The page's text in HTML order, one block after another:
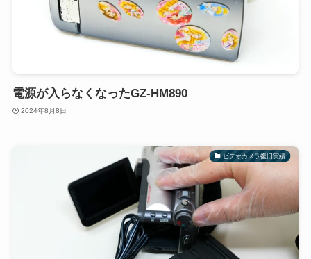
電源が入らなくなったGZ-HM890
2024年8月8日
ビデオカメラ復旧実績